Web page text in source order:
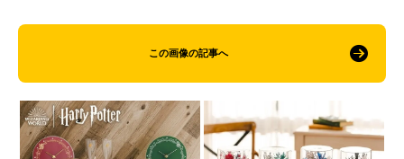
この画像の記事へ